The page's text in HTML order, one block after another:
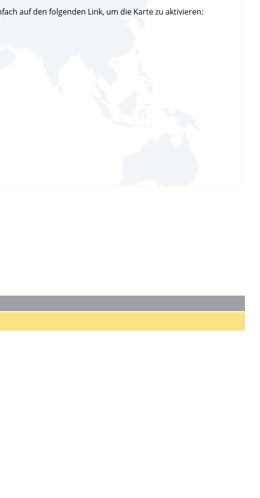
auf den folgenden Link, um die Karte zu aktivieren: